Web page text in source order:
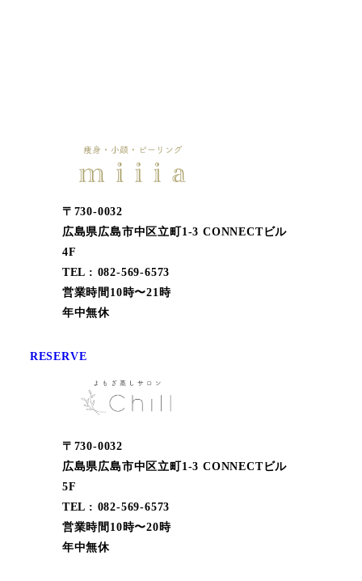
〒730-0032
広島県広島市中区立町1-3 CONNECTビル
4F
TEL : 082-569-6573
営業時間10時〜21時
年中無休
RESERVE
〒730-0032
広島県広島市中区立町1-3 CONNECTビル
5F
TEL : 082-569-6573
営業時間10時〜20時
年中無休